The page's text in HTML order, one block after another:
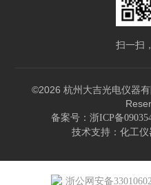
扫一扫
©2026 杭州大吉光电仪器
备案号：浙ICP备
技术支持： 化工仪
浙公网安备